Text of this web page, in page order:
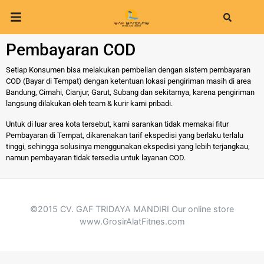
Pembayaran COD
Setiap Konsumen bisa melakukan pembelian dengan sistem pembayaran
COD (Bayar di Tempat) dengan ketentuan lokasi pengiriman masih di area
Bandung, Cimahi, Cianjur, Garut, Subang dan sekitarnya, karena pengiriman
langsung dilakukan oleh team & kurir kami pribadi.
Untuk di luar area kota tersebut, kami sarankan tidak memakai fitur
Pembayaran di Tempat, dikarenakan tarif ekspedisi yang berlaku terlalu
tinggi, sehingga solusinya menggunakan ekspedisi yang lebih terjangkau,
namun pembayaran tidak tersedia untuk layanan COD.
©2015 CV. GAF TRIDAYA MANDIRI Our online store
www.GrosirAlatFitnes.com